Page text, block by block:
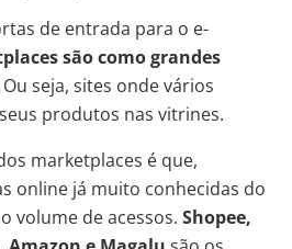
de entrada para o e-
são como grandes
Ou seja, sites onde vários
produtos nas vitrines.
marketplaces é que,
online já muito conhecidas do
volume de acessos. Shopee,